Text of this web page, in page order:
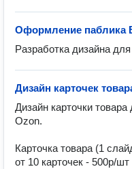
Оформление паблика
Разработка дизайна
Дизайн карточек
Дизайн карточки
Ozon.
Карточка товара (1
от 10 карточек - 500р/шт